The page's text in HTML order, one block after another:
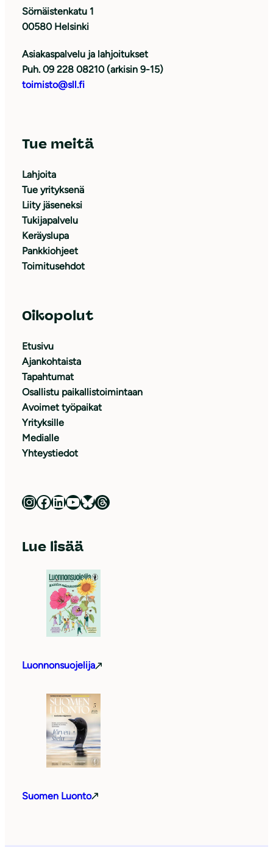
Sörnäistenkatu 1
00580 Helsinki
Asiakaspalvelu ja lahjoitukset
Puh. 09 228 08210 (arkisin 9-15)
toimisto@sll.fi
Tue meitä
Lahjoita
Tue yrityksenä
Liity jäseneksi
Tukijapalvelu
Keräyslupa
Pankkiohjeet
Toimitusehdot
Oikopolut
Etusivu
Ajankohtaista
Tapahtumat
Osallistu paikallistoimintaan
Avoimet työpaikat
Yrityksille
Medialle
Yhteystiedot
Luonnonsuojeluliitto Instagramissa Luonnonsuojeluliitto Facebookissa Luonnonsuojeluliitto LinkedInissä Luonnonsuojeluliiton YouTube-kanava Luonnonsuojeluliitto Blueskyssa Luonnonsuojeluliitto Threadsissa
Lue lisää
Luonnonsuojelija
Suomen Luonto